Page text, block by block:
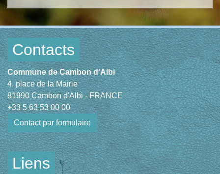
Contacts
Commune de Cambon d'Albi
4, place de la Mairie
81990 Cambon d'Albi - FRANCE
+33 5 63 53 00 00
Contact par formulaire
Liens